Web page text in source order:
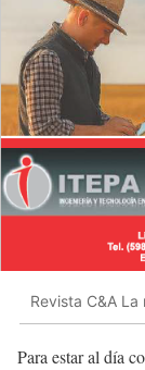
Revista C&A
Para estar al día